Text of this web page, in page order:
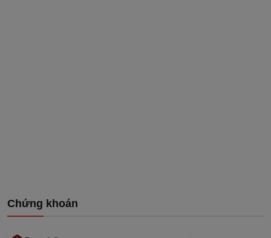
Chứng khoán